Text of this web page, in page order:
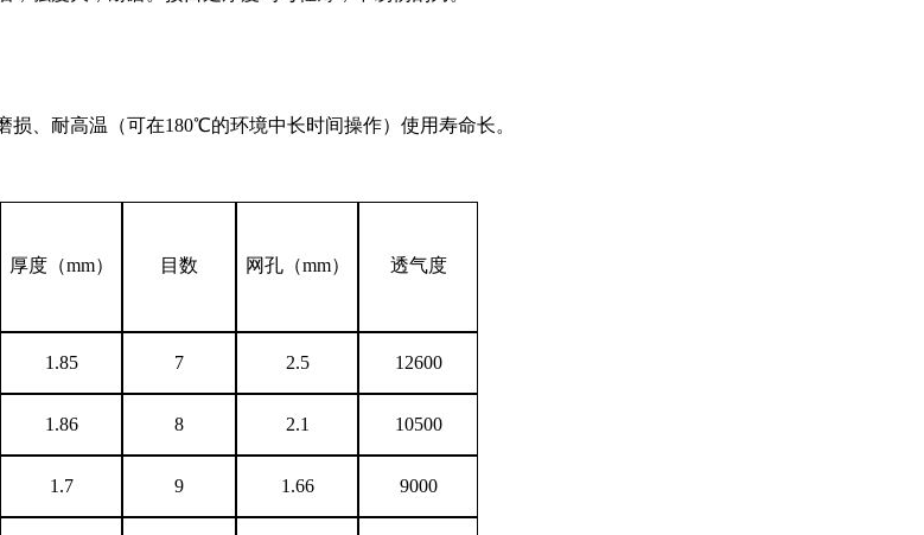
、耐高温（可在180℃的环境中长时间操作）使用寿命长。
厚度（mm） 目数 网孔（mm）
透气度
1.85 7 2.5 12600
1.86 8 2.1 10500
1.7 9 1.66 9000